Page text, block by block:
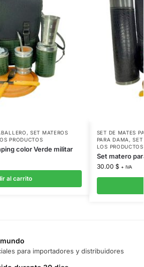
,SET MATEROS
PRODUCTOS
color Verde militar
al carrito
SET DE MATES
PARA DAMA ,
LOS PRODUCTOS
Set matero
30.00 $ + IVA
para importadores y distribuidores